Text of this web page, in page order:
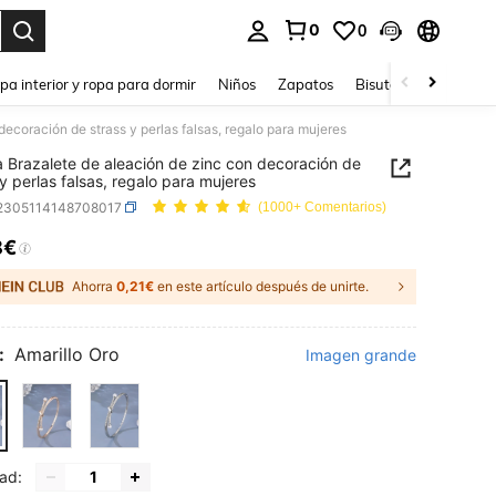
0 0
interior y ropa para dormir Niños Zapatos Bisutería Y
de strass y perlas falsas, regalo para mujeres
Brazalete de aleación de zinc con decoración de
perlas falsas, regalo para mujeres
(1000+ Comentarios)
AND AVAILABILITY
Ahorra 0,21€ en este artículo después de unirte.
Amarillo Oro Imagen grande